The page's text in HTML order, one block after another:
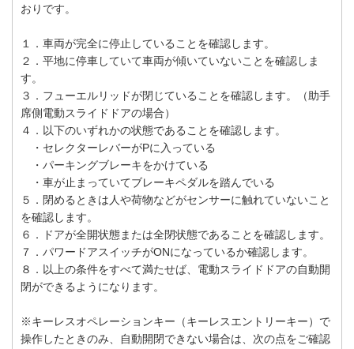
おりです。
１．車両が完全に停止していることを確認します。
２．平地に停車していて車両が傾いていないことを確認しま
す。
３．フューエルリッドが閉じていることを確認します。（助手
席側電動スライドドアの場合）
４．以下のいずれかの状態であることを確認します。
・セレクターレバーがPに入っている
・パーキングブレーキをかけている
・車が止まっていてブレーキペダルを踏んでいる
５．閉めるときは人や荷物などがセンサーに触れていないこと
を確認します。
６．ドアが全開状態または全閉状態であることを確認します。
７．パワードアスイッチがONになっているか確認します。
８．以上の条件をすべて満たせば、電動スライドドアの自動開
閉ができるようになります。
※キーレスオペレーションキー（キーレスエントリーキー）で
操作したときのみ、自動開閉できない場合は、次の点をご確認